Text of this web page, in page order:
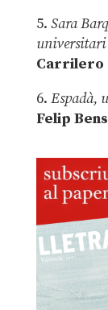
5. Sara
universitari
Carrilero
6. Espadà,
Felip Bens